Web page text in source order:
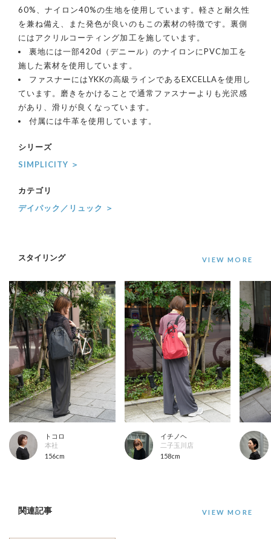
60%、ナイロン40%の生地を使用しています。軽さと耐久性
を兼ね備え、また発色が良いのもこの素材の特徴です。裏側
にはアクリルコーティング加工を施しています。
裏地には一部420d（デニール）のナイロンにPVC加工を
施した素材を使用しています。
ファスナーにはYKKの高級ラインであるEXCELLAを使用し
ています。磨きをかけることで通常ファスナーよりも光沢感
があり、滑りが良くなっています。
付属には牛革を使用しています。
シリーズ
SIMPLICITY ＞
カテゴリ
デイパック／リュック ＞
スタイリング
トコロ
本社
156cm
イチノヘ
二子玉川店
158cm
関連記事 VIEW MORE